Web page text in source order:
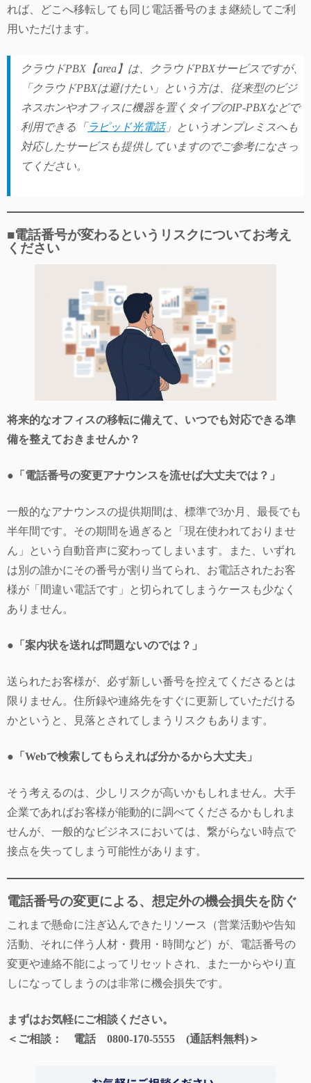
れば、どこへ移転しても同じ電話番号のまま継続してご利
用いただけます。
クラウドPBX【area】は、クラウドPBXサービスですが、
「クラウドPBXは避けたい」という方は、従来型のビジ
ネスホンやオフィスに機器を置くタイプのIP-PBXなどで
利用できる「 ラピッド光電話」というオンプレミスへも
対応したサービスも提供していますのでご参考になさっ
てください。
■電話番号が変わるというリスクについてお考え
ください
将来的なオフィスの移転に備えて、いつでも対応できる準
備を整えておきませんか？
●「電話番号の変更アナウンスを流せば大丈夫では？」
一般的なアナウンスの提供期間は、標準で3か月、最長でも
半年間です。その期間を過ぎると「現在使われておりませ
ん」という自動音声に変わってしまいます。また、いずれ
は別の誰かにその番号が割り当てられ、お電話されたお客
様が「間違い電話です」と切られてしまうケースも少なく
ありません。
● 「案内状を送れば問題ないのでは？」
送られたお客様が、必ず新しい番号を控えてくださるとは
限りません。住所録や連絡先をすぐに更新していただける
かというと、見落とされてしまうリスクもあります。
●「Webで検索してもらえれば分かるから大丈夫」
そう考えるのは、少しリスクが高いかもしれません。大手
企業であればお客様が能動的に調べてくださるかもしれま
せんが、一般的なビジネスにおいては、繋がらない時点で
接点を失ってしまう可能性があります。
電話番号の変更による、想定外の機会損失を防ぐ
これまで懸命に注ぎ込んできたリソース（営業活動や告知
活動、それに伴う人材・費用・時間など）が、電話番号の
変更や連絡不能によってリセットされ、また一からやり直
しになってしまうのは非常に機会損失です。
まずはお気軽にご相談ください。
＜ご相談： 電話 0800-170-5555 (通話料無料)＞